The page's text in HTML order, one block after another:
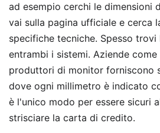
ad esempio cerchi le dimensioni
vai sulla pagina ufficiale e cerca
specifiche tecniche. Spesso trovi
entrambi i sistemi. Aziende come
produttori di monitor forniscono
dove ogni millimetro è indicato
è l'unico modo per essere sicuri
strisciare la carta di credito.